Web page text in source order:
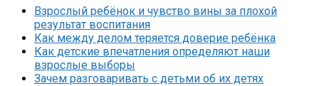
Взрослый ребёнок и чувство вины за плохой
результат воспитания
Как между делом теряется доверие ребёнка
Как детские впечатления определяют наши
взрослые выборы
Зачем разговаривать с детьми об их детях